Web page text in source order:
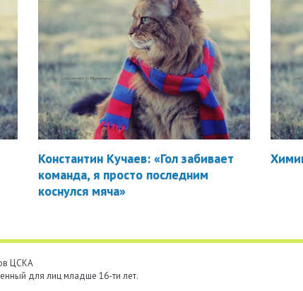
Константин Кучаев: «Гол забивает
команда, я просто последним
коснулся мяча»
ЦСКА
для лиц младше 16-ти лет.